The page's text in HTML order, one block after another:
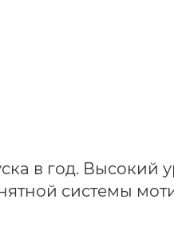
в год. Высокий
системы